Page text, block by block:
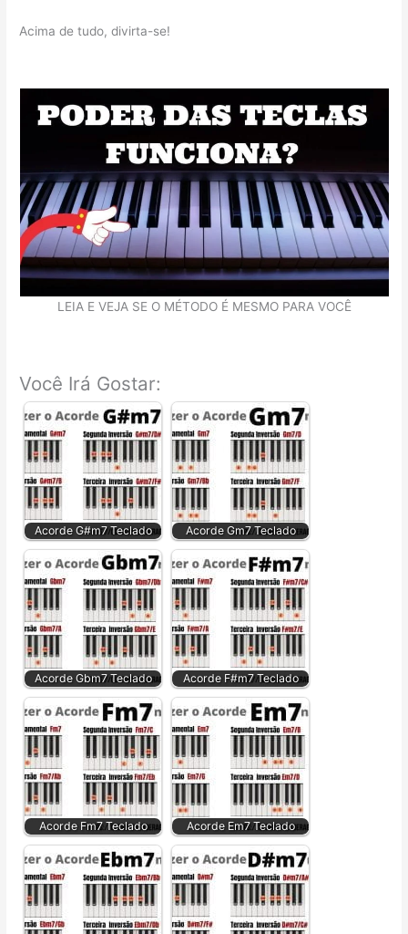
Acima de tudo, divirta-se!
LEIA E VEJA SE O MÉTODO É MESMO PARA VOCÊ
Você Irá Gostar:
Acorde G#m7 Teclado Acorde Gm7 Teclado
Acorde Gbm7 Teclado Acorde F#m7 Teclado
Acorde Fm7 Teclado Acorde Em7 Teclado